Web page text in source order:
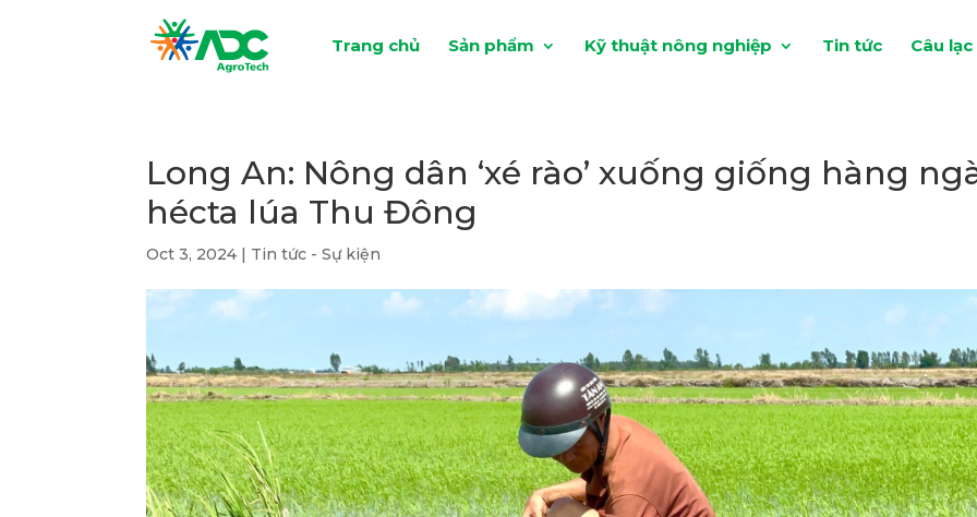
Trang chủ Sản phẩm Kỹ thuật nông nghiệp Tin tức Câu
Long An: Nông dân ‘xé rào’ xuống giống hàng
hécta lúa Thu Đông
Oct 3, 2024 | Tin tức - Sự kiện